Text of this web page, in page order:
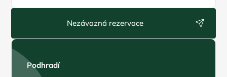
Nezávazná rezervace
Podhradí